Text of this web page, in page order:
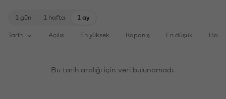
1 gün 1 hafta 1 ay
Tarih Açılış En yüksek Kapanış En düşük
Bu tarih aralığı için veri bulunamadı.